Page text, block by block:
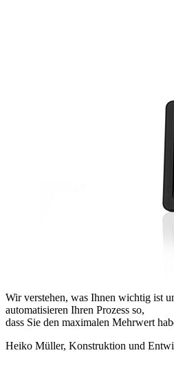
Wir verstehen, was Ihnen wichtig ist
automatisieren Ihren Prozess so,
dass Sie den maximalen Mehrwert
Heiko Müller, Konstruktion und